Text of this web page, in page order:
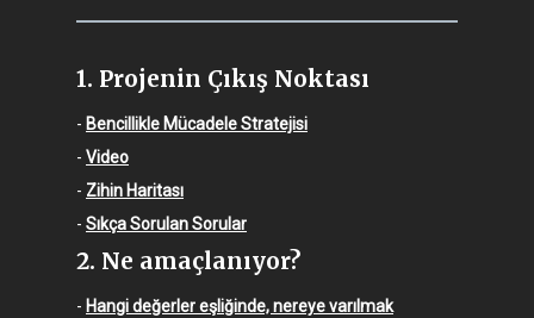
1. Projenin Çıkış Noktası
- Bencillikle Mücadele Stratejisi
- Video
- Zihin Haritası
- Sıkça Sorulan Sorular
2. Ne amaçlanıyor?
- Hangi değerler eşliğinde, nereye varılmak